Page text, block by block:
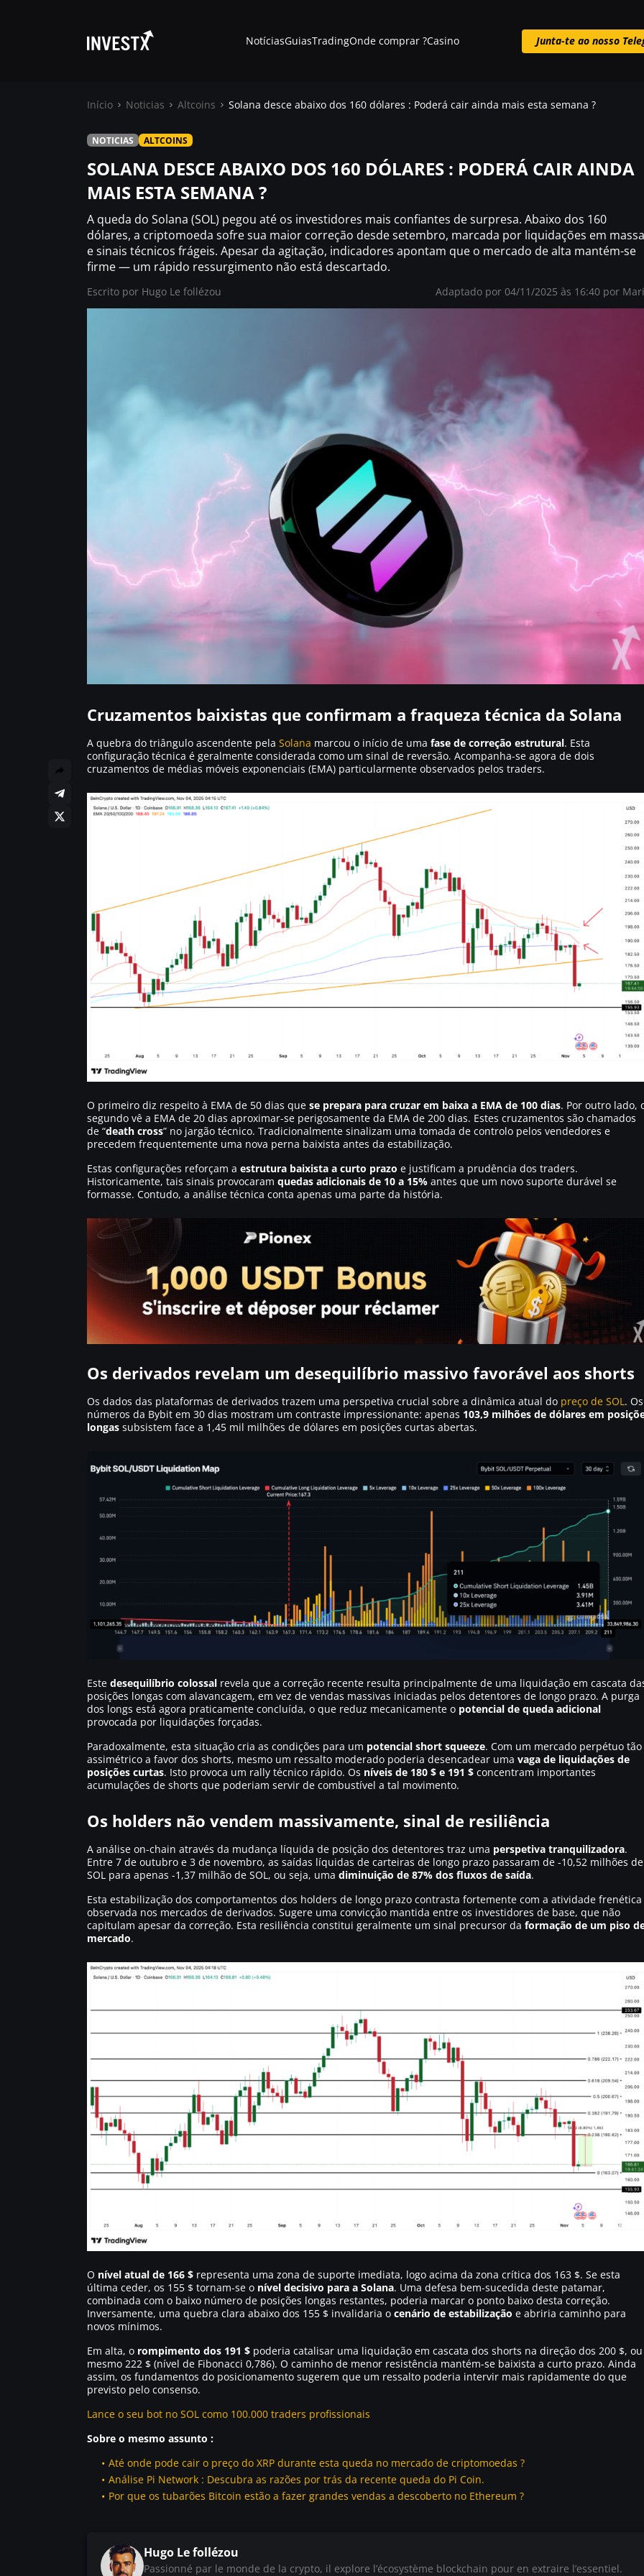
Notícias
Guias
Trading
Onde comprar ?
NotíciasGuiasTradingOnde comprar ?Casino Junta-te ao nosso
Início Noticias Altcoins Solana desce abaixo dos 160 dólares : Poderá cair ainda mais esta semana ?
NOTICIAS ALTCOINS
SOLANA DESCE ABAIXO DOS 160 DÓLARES : PODERÁ CAIR AINDA
MAIS ESTA SEMANA ?
A queda do Solana (SOL) pegou até os investidores mais confiantes de surpresa. Abaixo dos 160
dólares, a criptomoeda sofre sua maior correção desde setembro, marcada por liquidações em massa
e sinais técnicos frágeis. Apesar da agitação, indicadores apontam que o mercado de alta mantém-se
firme — um rápido ressurgimento não está descartado.
Escrito por Hugo Le follézou Adaptado por 04/11/2025 às 16:40 por
Cruzamentos baixistas que confirmam a fraqueza técnica da Solana
A quebra do triângulo ascendente pela Solana marcou o início de uma fase de correção estrutural. Esta
configuração técnica é geralmente considerada como um sinal de reversão. Acompanha-se agora de dois
cruzamentos de médias móveis exponenciais (EMA) particularmente observados pelos traders.
O primeiro diz respeito à EMA de 50 dias que se prepara para cruzar em baixa a EMA de 100 dias. Por outro lado,
segundo vê a EMA de 20 dias aproximar-se perigosamente da EMA de 200 dias. Estes cruzamentos são chamados
de “death cross” no jargão técnico. Tradicionalmente sinalizam uma tomada de controlo pelos vendedores e
precedem frequentemente uma nova perna baixista antes da estabilização.
Estas configurações reforçam a estrutura baixista a curto prazo e justificam a prudência dos traders.
Historicamente, tais sinais provocaram quedas adicionais de 10 a 15% antes que um novo suporte durável se
formasse. Contudo, a análise técnica conta apenas uma parte da história.
Os derivados revelam um desequilíbrio massivo favorável aos shorts
Os dados das plataformas de derivados trazem uma perspetiva crucial sobre a dinâmica atual do preço de SOL . Os
números da Bybit em 30 dias mostram um contraste impressionante: apenas 103,9 milhões de dólares em
longas subsistem face a 1,45 mil milhões de dólares em posições curtas abertas.
Este desequilíbrio colossal revela que a correção recente resulta principalmente de uma liquidação em cascata
posições longas com alavancagem, em vez de vendas massivas iniciadas pelos detentores de longo prazo. A purga
dos longs está agora praticamente concluída, o que reduz mecanicamente o potencial de queda adicional
provocada por liquidações forçadas.
Paradoxalmente, esta situação cria as condições para um potencial short squeeze. Com um mercado perpétuo tão
assimétrico a favor dos shorts, mesmo um ressalto moderado poderia desencadear uma vaga de liquidações de
posições curtas. Isto provoca um rally técnico rápido. Os níveis de 180 $ e 191 $ concentram importantes
acumulações de shorts que poderiam servir de combustível a tal movimento.
Os holders não vendem massivamente, sinal de resiliência
A análise on-chain através da mudança líquida de posição dos detentores traz uma perspetiva tranquilizadora.
Entre 7 de outubro e 3 de novembro, as saídas líquidas de carteiras de longo prazo passaram de -10,52 milhões de
SOL para apenas -1,37 milhão de SOL, ou seja, uma diminuição de 87% dos fluxos de saída.
Esta estabilização dos comportamentos dos holders de longo prazo contrasta fortemente com a atividade frenética
observada nos mercados de derivados. Sugere uma convicção mantida entre os investidores de base, que não
capitulam apesar da correção. Esta resiliência constitui geralmente um sinal precursor da formação de um piso
mercado.
O nível atual de 166 $ representa uma zona de suporte imediata, logo acima da zona crítica dos 163 $. Se esta
última ceder, os 155 $ tornam-se o nível decisivo para a Solana. Uma defesa bem-sucedida deste patamar,
combinada com o baixo número de posições longas restantes, poderia marcar o ponto baixo desta correção.
Inversamente, uma quebra clara abaixo dos 155 $ invalidaria o cenário de estabilização e abriria caminho para
novos mínimos.
Em alta, o rompimento dos 191 $ poderia catalisar uma liquidação em cascata dos shorts na direção dos 200 $, ou
mesmo 222 $ (nível de Fibonacci 0,786). O caminho de menor resistência mantém-se baixista a curto prazo. Ainda
assim, os fundamentos do posicionamento sugerem que um ressalto poderia intervir mais rapidamente do que
previsto pelo consenso.
Lance o seu bot no SOL como 100.000 traders profissionais
Sobre o mesmo assunto :
Até onde pode cair o preço do XRP durante esta queda no mercado de criptomoedas ?
Análise Pi Network : Descubra as razões por trás da recente queda do Pi Coin.
Por que os tubarões Bitcoin estão a fazer grandes vendas a descoberto no Ethereum ?
Hugo Le follézou
Passionné par le monde de la crypto, il explore l’écosystème blockchain pour en extraire l’essentiel.